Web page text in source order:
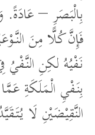
بِالْبَصَرِ – عَادَةً.
فَإِنَّ كُلًّا مِنَ
نَفْيُهُ لكِنِ النَّفْيُ
بِنَفْيِ الْمَلَكَةِ
النَّقِيْضَيْنِ لَا